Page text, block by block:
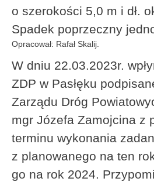
o szerokości 5,0 m i dł.
Spadek poprzeczny
Opracował: Rafał Skalij.
W dniu 22.03.2023r.
ZDP w Pasłęku
Zarządu Dróg
mgr Józefa Zamojcina z
terminu wykonania
z planowanego na ten
go na rok 2024.